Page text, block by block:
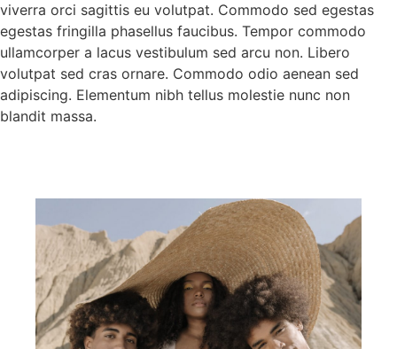
viverra orci sagittis eu volutpat. Commodo sed egestas
egestas fringilla phasellus faucibus. Tempor commodo
ullamcorper a lacus vestibulum sed arcu non. Libero
volutpat sed cras ornare. Commodo odio aenean sed
adipiscing. Elementum nibh tellus molestie nunc non
blandit massa.